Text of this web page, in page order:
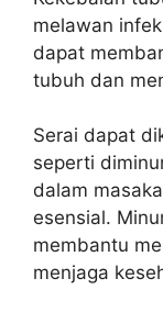
melawan
dapat
tubuh dan
Serai dapat
seperti
dalam
esensial.
membantu
menjaga